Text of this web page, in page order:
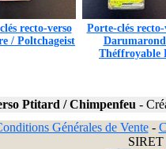
recto-verso
/ Poltchageist
Porte-clés recto-
Théffroyable
Ptitard / Chimpenfeu -
Générales de Vente-
SIRET